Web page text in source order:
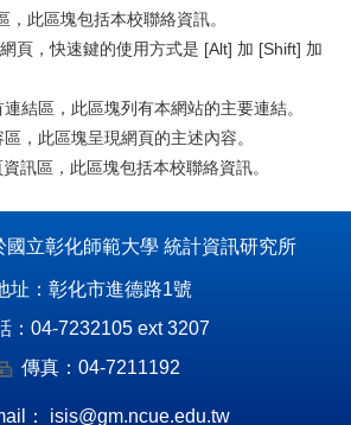
，此區塊包括本校聯絡資訊。
頁，快速鍵的使用方式是 [Alt] 加 [Shift] 加
結區，此區塊列有本網站的主要連結。
，此區塊呈現網頁的主述內容。
訊區，此區塊包括本校聯絡資訊。
國立彰化師範大學 統計資訊研究所
址： 彰化市進德路1號
： 04-7232105 ext 3207
傳真： 04-7211192
： isis@gm.ncue.edu.tw